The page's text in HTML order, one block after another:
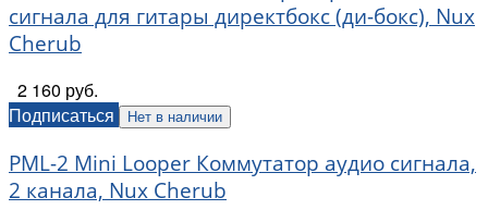
сигнала для гитары директбокс (ди-бокс), Nux
Cherub
2 160 руб.
Подписаться
Нет в наличии
PML-2 Mini Looper Коммутатор аудио сигнала,
2 канала, Nux Cherub